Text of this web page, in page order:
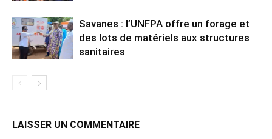
Savanes : l’UNFPA offre un forage et
des lots de matériels aux structures
sanitaires
LAISSER UN COMMENTAIRE